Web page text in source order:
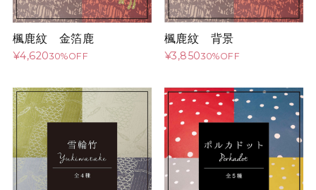
楓鹿紋 金箔鹿
¥4,62030%OFF
楓鹿紋 背景
¥3,85030%OFF